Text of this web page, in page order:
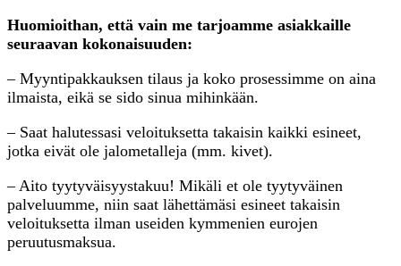
Huomioithan, että vain me tarjoamme asiakkaille
seuraavan kokonaisuuden:
– Myyntipakkauksen tilaus ja koko prosessimme on aina
ilmaista, eikä se sido sinua mihinkään.
– Saat halutessasi veloituksetta takaisin kaikki esineet,
jotka eivät ole jalometalleja (mm. kivet).
– Aito tyytyväisyystakuu! Mikäli et ole tyytyväinen
palveluumme, niin saat lähettämäsi esineet takaisin
veloituksetta ilman useiden kymmenien eurojen
peruutusmaksua.